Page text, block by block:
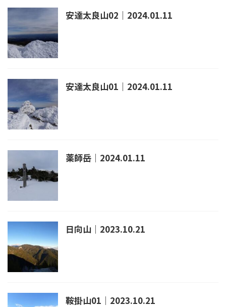
安達太良山02｜2024.01.11
安達太良山01｜2024.01.11
薬師岳｜2024.01.11
日向山｜2023.10.21
鞍掛山01｜2023.10.21